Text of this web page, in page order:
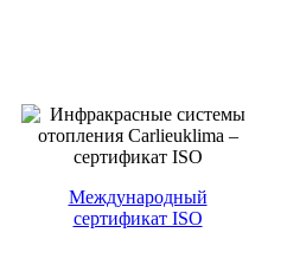
Международный
сертификат ISO